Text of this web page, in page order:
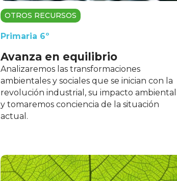
OTROS RECURSOS
Primaria 6º
Avanza en equilibrio
Analizaremos las transformaciones
ambientales y sociales que se inician con la
revolución industrial, su impacto ambiental
y tomaremos conciencia de la situación
actual.